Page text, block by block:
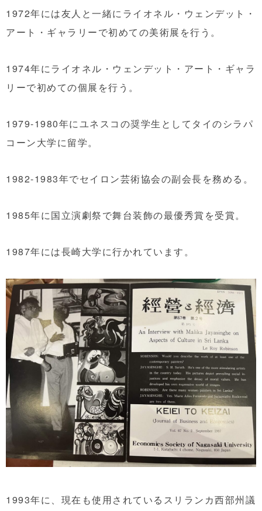
1972年には友人と一緒にライオネル・ウェンデット・
アート・ギャラリーで初めての美術展を行う。
1974年にライオネル・ウェンデット・アート・ギャラ
リーで初めての個展を行う。
1979-1980年にユネスコの奨学生としてタイのシラパ
コーン大学に留学。
1982-1983年でセイロン芸術協会の副会長を務める。
1985年に国立演劇祭で舞台装飾の最優秀賞を受賞。
1987年には長崎大学に行かれています。
1993年に、現在も使用されているスリランカ西部州議